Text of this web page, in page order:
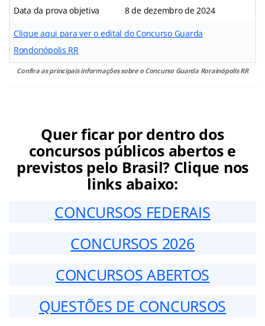
Data da prova objetiva 8 de dezembro de 2024
Clique aqui para ver o edital do Concurso Guarda
Rondonópolis RR
Confira as principais informações sobre o Concurso Guarda Rorainópolis RR
Quer ficar por dentro dos
concursos públicos abertos e
previstos pelo Brasil? Clique nos
links abaixo:
CONCURSOS FEDERAIS
CONCURSOS 2026
CONCURSOS ABERTOS
QUESTÕES DE CONCURSOS